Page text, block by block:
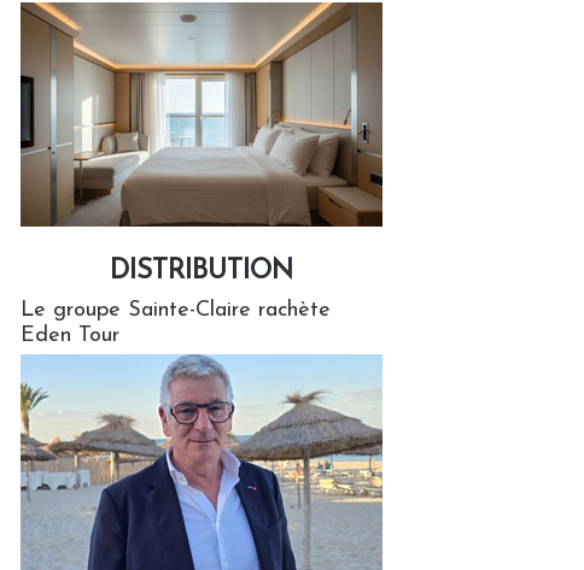
DISTRIBUTION
Le groupe Sainte-Claire rachète
Eden Tour